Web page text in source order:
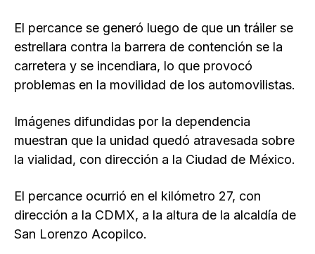
El percance se generó luego de que un tráiler se
estrellara contra la barrera de contención se la
carretera y se incendiara, lo que provocó
problemas en la movilidad de los automovilistas.
Imágenes difundidas por la dependencia
muestran que la unidad quedó atravesada sobre
la vialidad, con dirección a la Ciudad de México.
El percance ocurrió en el kilómetro 27, con
dirección a la CDMX, a la altura de la alcaldía de
San Lorenzo Acopilco.